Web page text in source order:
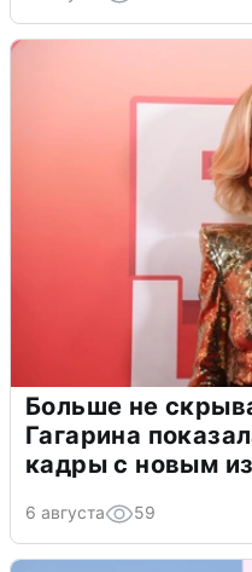
Больше не
Гагарина
кадры с новым
6 августа 59